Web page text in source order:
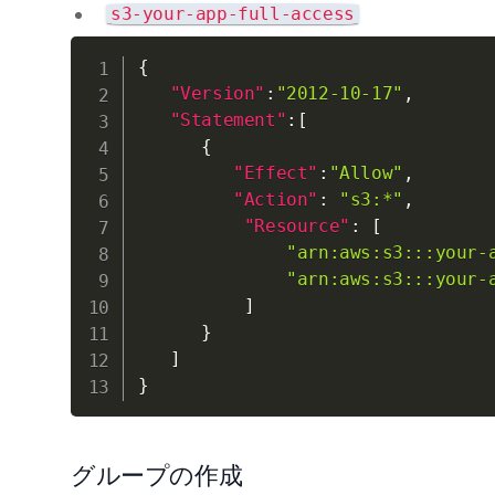
s3-your-app-full-access
{
"Version" : "2012-10-17" ,
"Statement" : [
{
"Effect" : "Allow" ,
"Action" : "s3:*" ,
"Resource" :
[
"arn:aws:s3:::your-
"arn:aws:s3:::your-
]
}
]
}
グループの作成